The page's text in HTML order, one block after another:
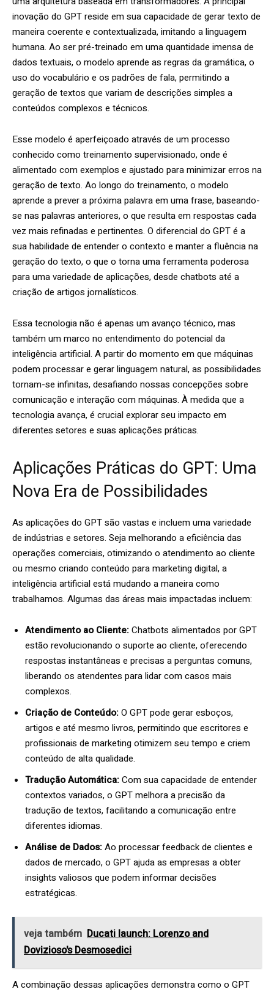
inovação do GPT reside em sua capacidade de gerar texto de
maneira coerente e contextualizada, imitando a linguagem
humana. Ao ser pré-treinado em uma quantidade imensa de
dados textuais, o modelo aprende as regras da gramática, o
uso do vocabulário e os padrões de fala, permitindo a
geração de textos que variam de descrições simples a
conteúdos complexos e técnicos.
Esse modelo é aperfeiçoado através de um processo
conhecido como treinamento supervisionado, onde é
alimentado com exemplos e ajustado para minimizar erros na
geração de texto. Ao longo do treinamento, o modelo
aprende a prever a próxima palavra em uma frase, baseando-
se nas palavras anteriores, o que resulta em respostas cada
vez mais refinadas e pertinentes. O diferencial do GPT é a
sua habilidade de entender o contexto e manter a fluência na
geração do texto, o que o torna uma ferramenta poderosa
para uma variedade de aplicações, desde chatbots até a
criação de artigos jornalísticos.
Essa tecnologia não é apenas um avanço técnico, mas
também um marco no entendimento do potencial da
inteligência artificial. A partir do momento em que máquinas
podem processar e gerar linguagem natural, as possibilidades
tornam-se infinitas, desafiando nossas concepções sobre
comunicação e interação com máquinas. À medida que a
tecnologia avança, é crucial explorar seu impacto em
diferentes setores e suas aplicações práticas.
Aplicações Práticas do GPT: Uma
Nova Era de Possibilidades
As aplicações do GPT são vastas e incluem uma variedade
de indústrias e setores. Seja melhorando a eficiência das
operações comerciais, otimizando o atendimento ao cliente
ou mesmo criando conteúdo para marketing digital, a
inteligência artificial está mudando a maneira como
trabalhamos. Algumas das áreas mais impactadas incluem:
Atendimento ao Cliente:Chatbots alimentados por GPT
estão revolucionando o suporte ao cliente, oferecendo
respostas instantâneas e precisas a perguntas comuns,
liberando os atendentes para lidar com casos mais
complexos.
Criação de Conteúdo:O GPT pode gerar esboços,
artigos e até mesmo livros, permitindo que escritores e
profissionais de marketing otimizem seu tempo e criem
conteúdo de alta qualidade.
Tradução Automática:Com sua capacidade de entender
contextos variados, o GPT melhora a precisão da
tradução de textos, facilitando a comunicação entre
diferentes idiomas.
Análise de Dados:Ao processar feedback de clientes e
dados de mercado, o GPT ajuda as empresas a obter
insights valiosos que podem informar decisões
estratégicas.
veja também Ducati launch: Lorenzo and
Dovizioso's Desmosedici
A combinação dessas aplicações demonstra como o GPT